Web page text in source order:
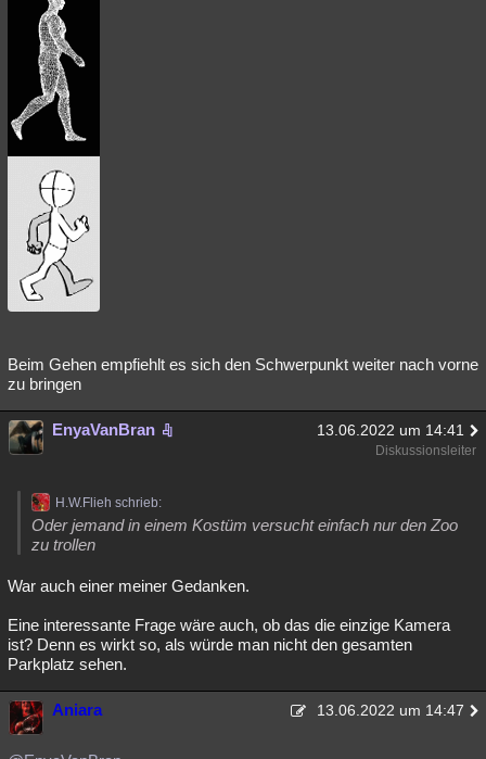
Beim Gehen empfiehlt es sich den Schwerpunkt weiter nach vorne
zu bringen
EnyaVanBran 13.06.2022 um 14:41
Diskussionsleiter
H.W.Flieh schrieb:
Oder jemand in einem Kostüm versucht einfach nur den Zoo
zu trollen
War auch einer meiner Gedanken.
Eine interessante Frage wäre auch, ob das die einzige Kamera
ist? Denn es wirkt so, als würde man nicht den gesamten
Parkplatz sehen.
Aniara 13.06.2022 um 14:47